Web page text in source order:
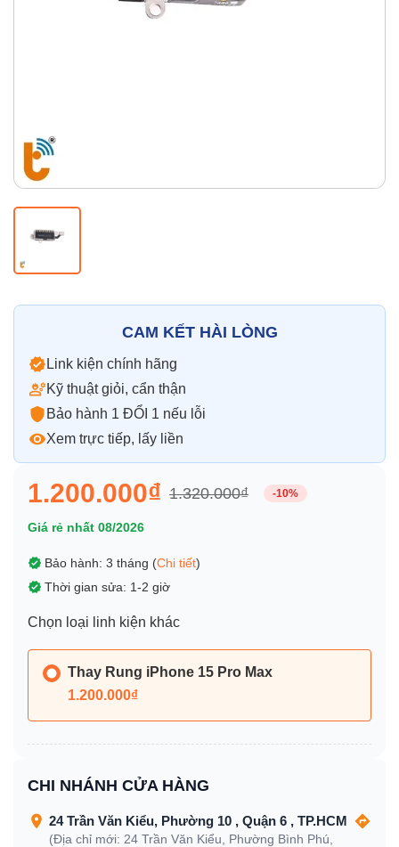
CAM KẾT HÀI LÒNG
Link kiện chính hãng
Kỹ thuật giỏi, cẩn thận
Bảo hành 1 ĐỔI 1 nếu lỗi
Xem trực tiếp, lấy liền
1.200.000₫ 1.320.000₫ -10%
Giá rẻ nhất 08/2026
Bảo hành: 3 tháng (Chi tiết)
Thời gian sửa: 1-2 giờ
Chọn loại linh kiện khác
Thay Rung iPhone 15 Pro Max
1.200.000₫
CHI NHÁNH CỬA HÀNG
24 Trần Văn Kiểu, Phường 10 , Quận 6 , TP.HCM
(Địa chỉ mới: 24 Trần Văn Kiểu, Phường Bình Phú,